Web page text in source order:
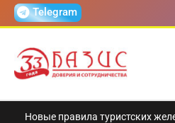
ПерейтиTelegram
Новые правила туристских